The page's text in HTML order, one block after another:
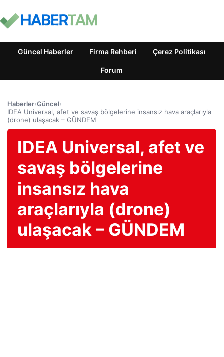
Güncel Haberler Firma Rehberi Çerez Politikası
Forum
Haberler›Güncel›
IDEA Universal, afet ve savaş bölgelerine insansız hava araçlarıyla
(drone) ulaşacak – GÜNDEM
IDEA Universal, afet ve
savaş bölgelerine
insansız hava
araçlarıyla (drone)
ulaşacak – GÜNDEM